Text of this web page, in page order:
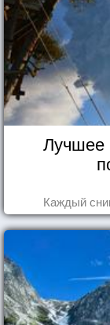
Лучшее
Каждый